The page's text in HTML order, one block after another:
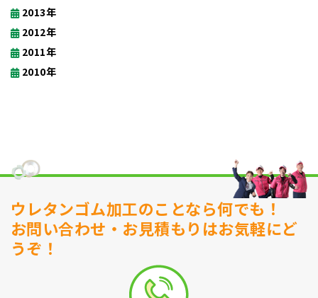
2013年
2012年
2011年
2010年
ウレタンゴム加工のことなら何でも！
お問い合わせ・お見積もりはお気軽にど
うぞ！